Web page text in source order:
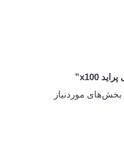
بخش‌های موردنیاز